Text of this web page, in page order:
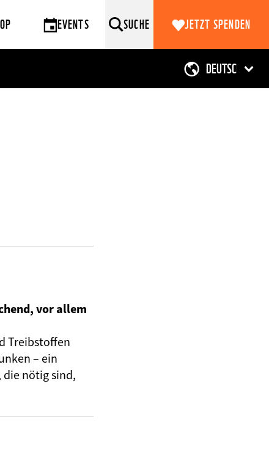
EVENTS SUCHE JETZT SPENDEN
vor allem
Treibstoffen
– ein
nötig sind,